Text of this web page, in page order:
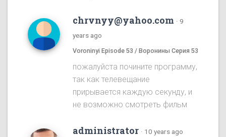
chrvnyy@yahoo.com · 9
years ago
Voroninyi Episode 53 / Воронины Серия 53
пожалуйста почините программу,
так как телевещание
прирывается каждую секунду, и
не возможно смотреть фильм
administrator · 10 years ago